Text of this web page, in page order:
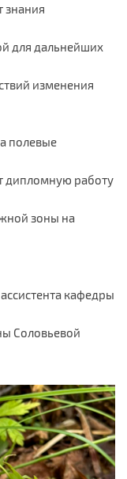
знания
для дальнейших
изменения
полевые
дипломную работу
зоны на
кафедры
Соловьевой